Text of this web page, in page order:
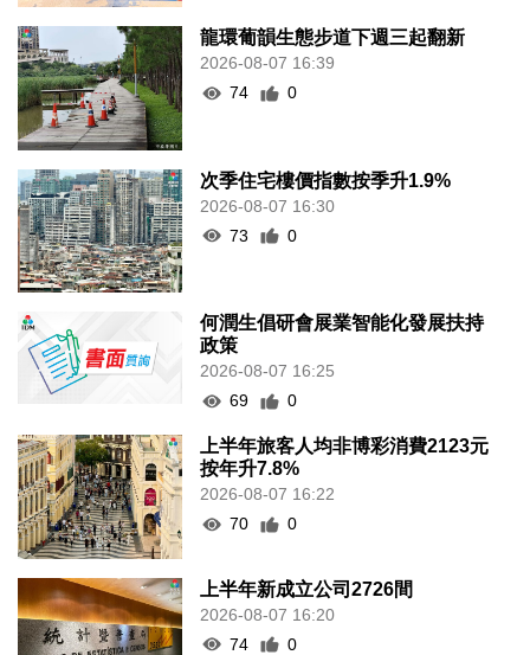
龍環葡韻生態步道下週三起翻新
2026-08-07 16:39
74
0
次季住宅樓價指數按季升1.9%
2026-08-07 16:30
73
0
何潤生倡研會展業智能化發展扶持
政策
2026-08-07 16:25
69
0
上半年旅客人均非博彩消費2123元
按年升7.8%
2026-08-07 16:22
70
0
上半年新成立公司2726間
2026-08-07 16:20
74
0